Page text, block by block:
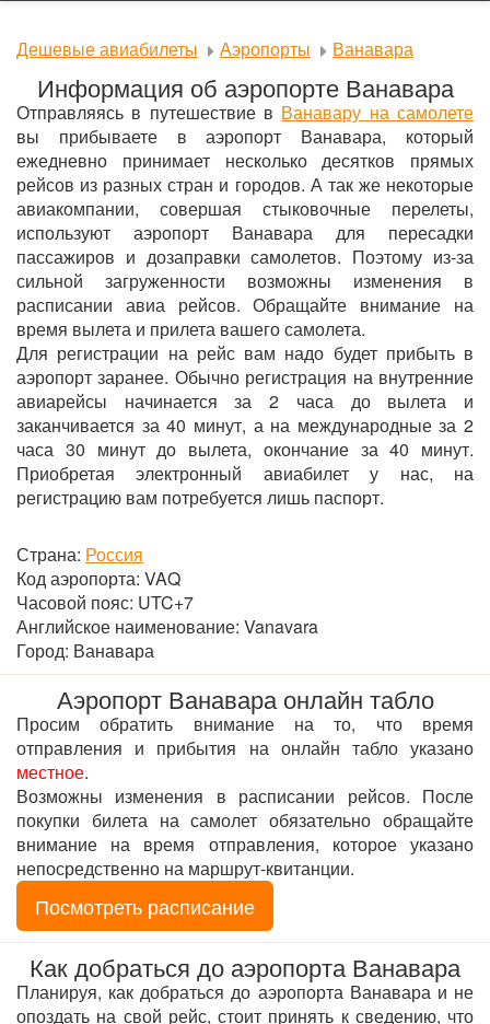
Дешевые авиабилеты Аэропорты Ванавара
Информация об аэропорте Ванавара
Отправляясь в путешествие в Ванавару на самолете
вы прибываете в аэропорт Ванавара, который
ежедневно принимает несколько десятков прямых
рейсов из разных стран и городов. А так же некоторые
авиакомпании, совершая стыковочные перелеты,
используют аэропорт Ванавара для пересадки
пассажиров и дозаправки самолетов. Поэтому из-за
сильной загруженности возможны изменения в
расписании авиа рейсов. Обращайте внимание на
время вылета и прилета вашего самолета.
Для регистрации на рейс вам надо будет прибыть в
аэропорт заранее. Обычно регистрация на внутренние
авиарейсы начинается за 2 часа до вылета и
заканчивается за 40 минут, а на международные за 2
часа 30 минут до вылета, окончание за 40 минут.
Приобретая электронный авиабилет у нас, на
регистрацию вам потребуется лишь паспорт.
Страна: Россия
Код аэропорта: VAQ
Часовой пояс: UTC+7
Английское наименование: Vanavara
Город: Ванавара
Аэропорт Ванавара онлайн табло
Просим обратить внимание на то, что время
отправления и прибытия на онлайн табло указано
местное.
Возможны изменения в расписании рейсов. После
покупки билета на самолет обязательно обращайте
внимание на время отправления, которое указано
непосредственно на маршрут-квитанции.
Посмотреть расписание
Как добраться до аэропорта Ванавара
Планируя, как добраться до аэропорта Ванавара и не
опоздать на свой рейс, стоит принять к сведению, что